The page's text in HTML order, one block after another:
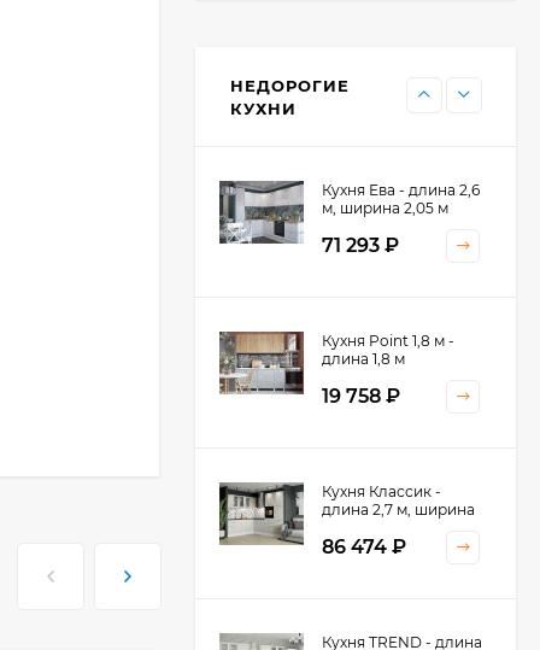
НЕДОРОГИЕ
КУХНИ
11 476
Кухня Ева - длина 2,6
м, ширина 2,05 м
71 293 ₽
Кухня Point 1,8 м -
длина 1,8 м
19 758 ₽
Кухня Классик -
длина 2,7 м, ширина
86 474 ₽
Кухня TREND - длина
Кухня Принцесса -
длина 2,4 м
38 767₽
Кухня Оптима - длина
2,8 м, ширина 1,4 м
52 197₽
Кухня Камелия -